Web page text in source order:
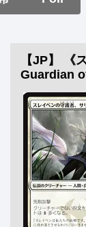
【JP】 《
Guardian